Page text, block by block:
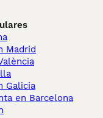
Madrid
Galicia
en Barcelona